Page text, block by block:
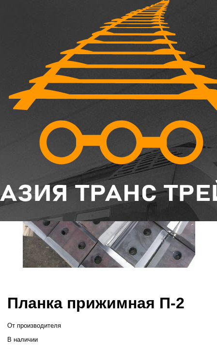
Каталог
Крановый крепеж
Планка прижимная П-2
Планка прижимная П-2
От производителя
В наличии